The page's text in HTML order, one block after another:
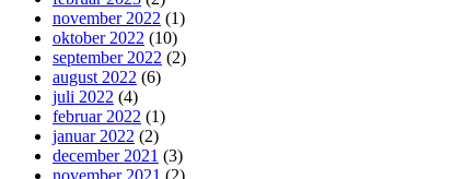
november 2022 (1)
oktober 2022 (10)
september 2022 (2)
august 2022 (6)
juli 2022 (4)
februar 2022 (1)
januar 2022 (2)
december 2021 (3)
november 2021 (2)